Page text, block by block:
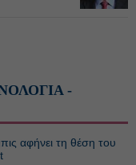
-
αφήνει τη θέση του